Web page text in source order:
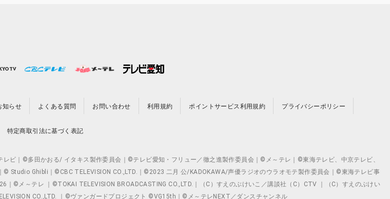
知らせ よくある質問 お問い合わせ 利用規約 ポイントサービス利用規約 プライバシーポリシー
特定商取引法に基づく表記
ビ｜©多田かおる/ イタキス製作委員会｜©テレビ愛知・フリュー／徹之進製作委員会｜©メ～テレ｜©東海テレビ、中京テレビ、
Studio Ghibli｜©CBC TELEVISION CO.,LTD.｜©2023 二月 公/KADOKAWA/声優ラジオのウラオモテ製作委員会｜©東海テレビ事
メ～テレ ｜©TOKAI TELEVISION BROADCASTING CO.,LTD.｜（C）すえのぶけいこ／講談社（C）CTV ｜（C）すえのぶけい
CO.,LTD. ｜©ヴァンガードプロジェクト ©VG15th｜©メ～テレNEXT／ダンスチャンネル